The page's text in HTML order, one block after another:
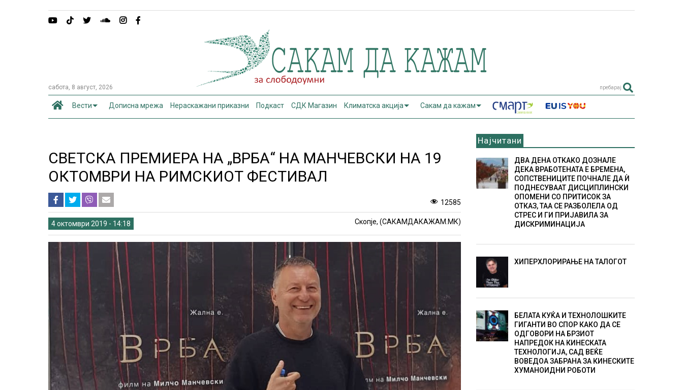
сабота, 8 август, 2026 пребарај
Вести Дописна мрежа Нераскажани приказни Подкаст СДК Магазин Климатска акција Сакам да кажам
СВЕТСКА ПРЕМИЕРА НА „ВРБА“ НА МАНЧЕВСКИ НА 19
ОКТОМВРИ НА РИМСКИОТ ФЕСТИВАЛ
12585
4 октомври 2019 - 14:18 Скопје, (САКАМДАКАЖАМ.МК)
Најчитани
ДВА ДЕНА ОТКАКО ДОЗНАЛЕ
ДЕКА ВРАБОТЕНАТА Е БРЕМЕНА,
СОПСТВЕНИЦИТЕ ПОЧНАЛЕ ДА Ѝ
ПОДНЕСУВААТ ДИСЦИПЛИНСКИ
ОПОМЕНИ СО ПРИТИСОК ЗА
ОТКАЗ, ТАА СЕ РАЗБОЛЕЛА ОД
СТРЕС И ГИ ПРИЈАВИЛА ЗА
ДИСКРИМИНАЦИЈА
ХИПЕРХЛОРИРАЊЕ НА ТАЛОГОТ
БЕЛАТА КУЌА И ТЕХНОЛОШКИТЕ
ГИГАНТИ ВО СПОР КАКО ДА СЕ
ОДГОВОРИ НА БРЗИОТ
НАПРЕДОК НА КИНЕСКАТА
ТЕХНОЛОГИЈА, САД ВЕЌЕ
ВОВЕДОА ЗАБРАНА ЗА КИНЕСКИТЕ
ХУМАНОИДНИ РОБОТИ